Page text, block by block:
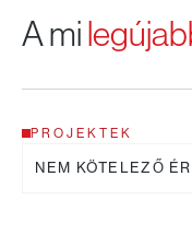
A mi
PROJEKTEK
NEM KÖTELEZŐ